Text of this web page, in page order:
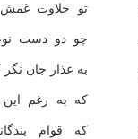
تو حلاوت غمش
چو دو دست
به عذار جان
كه به رغم این
كه قوام